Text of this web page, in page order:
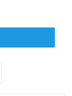
Trong Công